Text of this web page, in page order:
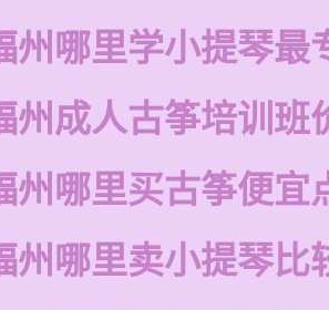
州哪里学小提琴最
州成人古筝培训班
州哪里买古筝便宜
州哪里卖小提琴比